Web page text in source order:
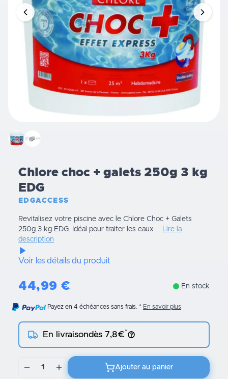
Chlore choc + galets 250g 3 kg
EDG
EDGACCESS
Revitalisez votre piscine avec le Chlore Choc + Galets
250g 3 kg EDG. Idéal pour traiter les eaux ... Lire la
description
Voir les détails du produit
44,99 € En stock
Payez en 4 échéances sans frais. En savoir plus
En livraisondès 7,8€*
1 Ajouter au panier